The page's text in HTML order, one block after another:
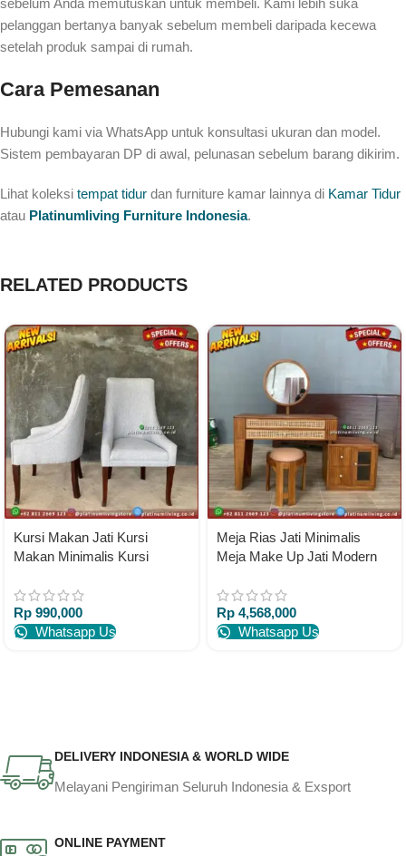
sebelum Anda memutuskan untuk membeli. Kami lebih suka
pelanggan bertanya banyak sebelum membeli daripada kecewa
setelah produk sampai di rumah.
Cara Pemesanan
Hubungi kami via WhatsApp untuk konsultasi ukuran dan model.
Sistem pembayaran DP di awal, pelunasan sebelum barang dikirim.
Lihat koleksi tempat tidur dan furniture kamar lainnya di Kamar Tidur
atau Platinumliving Furniture Indonesia.
RELATED PRODUCTS
Kursi Makan Jati Kursi
Makan Minimalis Kursi
Rp 990,000
Whatsapp Us
Meja Rias Jati Minimalis
Meja Make Up Jati Modern
Rp 4,568,000
Whatsapp Us
DELIVERY INDONESIA & WORLD WIDE
Melayani Pengiriman Seluruh Indonesia & Exsport
ONLINE PAYMENT